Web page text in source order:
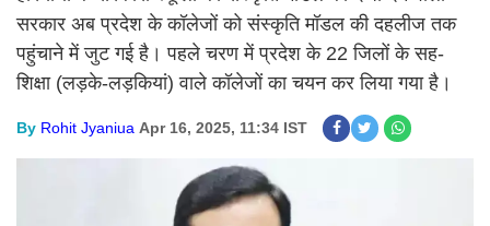
सरकार अब प्रदेश के कॉलेजों को संस्कृति मॉडल की दहलीज तक
पहुंचाने में जुट गई है। पहले चरण में प्रदेश के 22 जिलों के सह-
शिक्षा (लड़के-लड़कियां) वाले कॉलेजों का चयन कर लिया गया है।
By Rohit Jyaniua Apr 16, 2025, 11:34 IST